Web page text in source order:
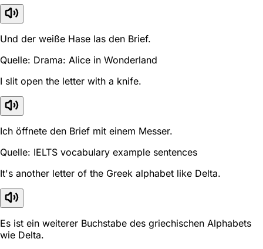
Und der weiße Hase las den Brief.
Quelle: Drama: Alice in Wonderland
I slit open the letter with a knife.
Ich öffnete den Brief mit einem Messer.
Quelle: IELTS vocabulary example sentences
It's another letter of the Greek alphabet like Delta.
Es ist ein weiterer Buchstabe des griechischen Alphabets
wie Delta.